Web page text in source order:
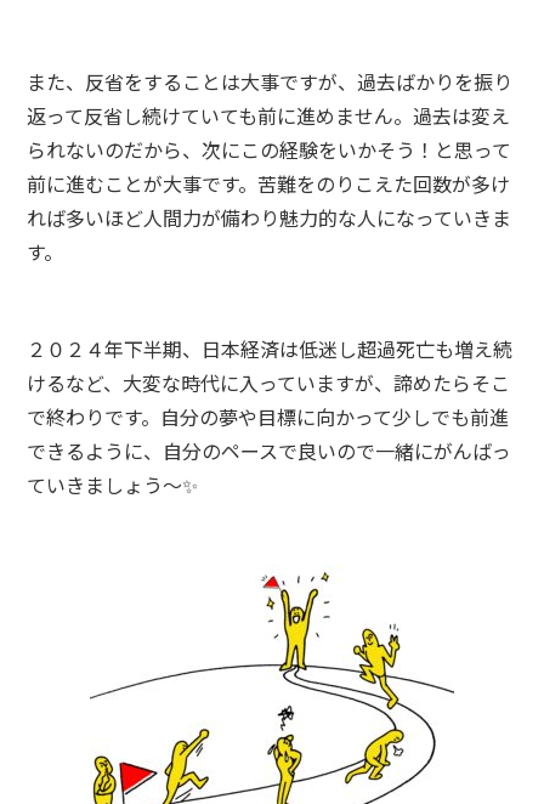
また、反省をすることは大事ですが、過去ばかりを振り
返って反省し続けていても前に進めません。過去は変え
られないのだから、次にこの経験をいかそう！と思って
前に進むことが大事です。苦難をのりこえた回数が多け
れば多いほど人間力が備わり魅力的な人になっていきま
す。
２０２４年下半期、日本経済は低迷し超過死亡も増え続
けるなど、大変な時代に入っていますが、諦めたらそこ
で終わりです。自分の夢や目標に向かって少しでも前進
できるように、自分のペースで良いので一緒にがんばっ
ていきましょう〜✨